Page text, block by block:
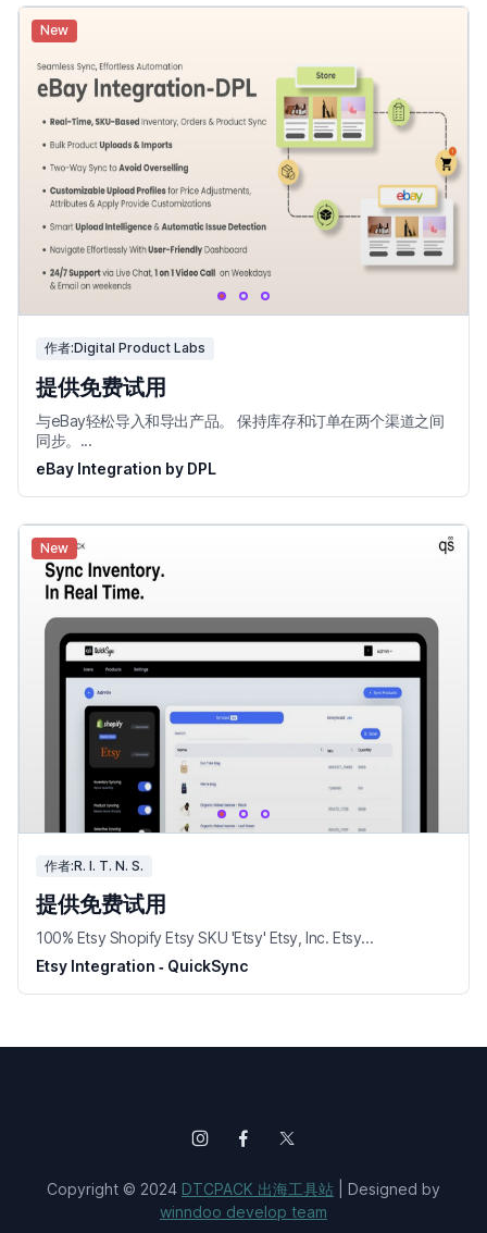
New
作者:Digital Product Labs
提供免费试用
与eBay轻松导入和导出产品。 保持库存和订单在两个渠道之间
同步。...
eBay Integration by DPL
New
作者:R. I. T. N. S.
提供免费试用
100% Etsy Shopify Etsy SKU 'Etsy' Etsy, Inc. Etsy...
Etsy Integration ‑ QuickSync
Copyright © 2024 DTCPACK 出海工具站 | Designed by
winndoo develop team